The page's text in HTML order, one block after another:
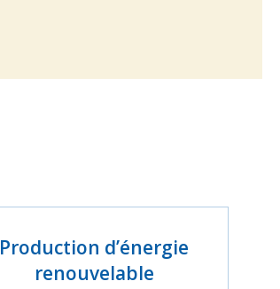
Production d’énergie
renouvelable